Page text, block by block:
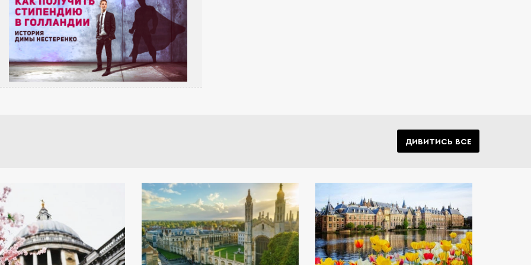
ДИВИТИСЬ ВСЕ
Освіта в Великій Британії є
еталоном якості і мрією для
багатьох іноземних студентів.
Саме тут воліють навчати своїх